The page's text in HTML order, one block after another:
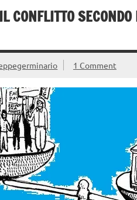
CONFLITTO
1 Comment